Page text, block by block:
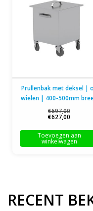
Prullenbak met deksel |
wielen | 400-500mm
| 500mm diep
€697,00
€627,00
Toevoegen aan
winkelwagen
RECENT